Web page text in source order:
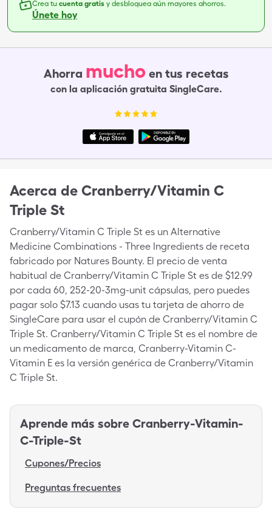
Crea tu cuenta gratis y desbloquea aún mayores ahorros.
Únete hoy
Ahorra mucho en tus recetas
con la aplicación gratuita SingleCare.
Acerca de Cranberry/Vitamin C
Triple St
Cranberry/Vitamin C Triple St es un Alternative
Medicine Combinations - Three Ingredients de receta
fabricado por Natures Bounty. El precio de venta
habitual de Cranberry/Vitamin C Triple St es de $12.99
por cada 60, 252-20-3mg-unit cápsulas, pero puedes
pagar solo $7.13 cuando usas tu tarjeta de ahorro de
SingleCare para usar el cupón de Cranberry/Vitamin C
Triple St. Cranberry/Vitamin C Triple St es el nombre de
un medicamento de marca, Cranberry-Vitamin C-
Vitamin E es la versión genérica de Cranberry/Vitamin
C Triple St.
Aprende más sobre Cranberry-Vitamin-
C-Triple-St
Cupones/Precios
Preguntas frecuentes